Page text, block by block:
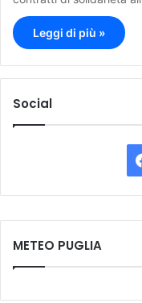
Leggi di più »
Social
METEO PUGLIA